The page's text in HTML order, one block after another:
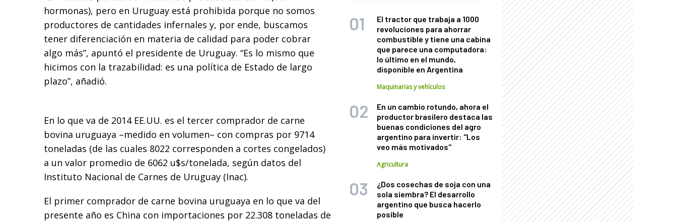
hormonas), pero en Uruguay está prohibida porque no somos
productores de cantidades infernales y, por ende, buscamos
tener diferenciación en materia de calidad para poder cobrar
algo más”, apuntó el presidente de Uruguay. “Es lo mismo que
hicimos con la trazabilidad: es una política de Estado de largo
plazo”, añadió.
En lo que va de 2014 EE.UU. es el tercer comprador de carne
bovina uruguaya –medido en volumen– con compras por 9714
toneladas (de las cuales 8022 corresponden a cortes congelados)
a un valor promedio de 6062 u$s/tonelada, según datos del
Instituto Nacional de Carnes de Uruguay (Inac).
El primer comprador de carne bovina uruguaya en lo que va del
presente año es China con importaciones por 22.308 toneladas de
El tractor que trabaja a 1000
revoluciones para ahorrar
combustible y tiene una cabina
que parece una computadora:
lo último en el mundo,
disponible en Argentina
Maquinarias y vehículos
En un cambio rotundo, ahora el
productor brasilero destaca las
buenas condiciones del agro
argentino para invertir: "Los
veo más motivados"
Agricultura
¿Dos cosechas de soja con una
sola siembra? El desarrollo
argentino que busca hacerlo
posible